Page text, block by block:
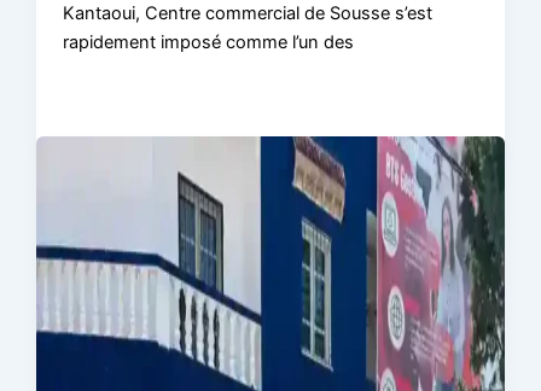
Kantaoui, Centre commercial de Sousse s’est
rapidement imposé comme l’un des